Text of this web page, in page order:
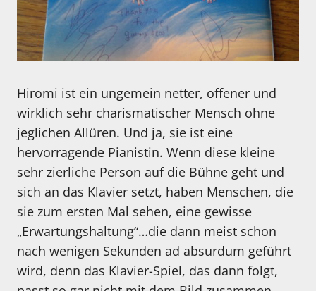
Hiromi ist ein ungemein netter, offener und
wirklich sehr charismatischer Mensch ohne
jeglichen Allüren. Und ja, sie ist eine
hervorragende Pianistin. Wenn diese kleine
sehr zierliche Person auf die Bühne geht und
sich an das Klavier setzt, haben Menschen, die
sie zum ersten Mal sehen, eine gewisse
„Erwartungshaltung“…die dann meist schon
nach wenigen Sekunden ad absurdum geführt
wird, denn das Klavier-Spiel, das dann folgt,